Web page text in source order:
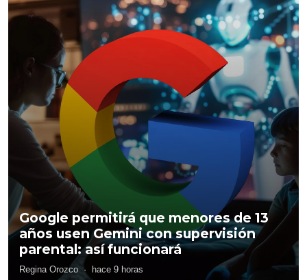
Google permitirá que menores de 13
años usen Gemini con supervisión
parental: así funcionará
Regina Orozco · hace 9 horas